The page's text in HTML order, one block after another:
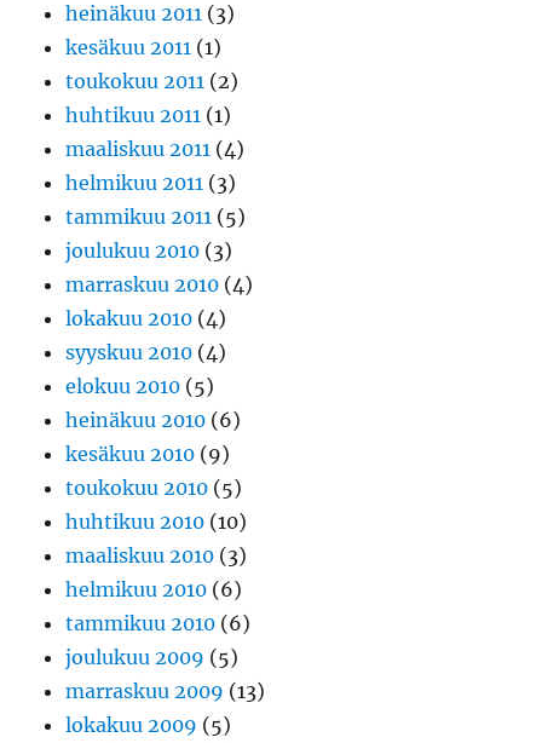
heinäkuu 2011 (3)
kesäkuu 2011 (1)
toukokuu 2011 (2)
huhtikuu 2011 (1)
maaliskuu 2011 (4)
helmikuu 2011 (3)
tammikuu 2011 (5)
joulukuu 2010 (3)
marraskuu 2010 (4)
lokakuu 2010 (4)
syyskuu 2010 (4)
elokuu 2010 (5)
heinäkuu 2010 (6)
kesäkuu 2010 (9)
toukokuu 2010 (5)
huhtikuu 2010 (10)
maaliskuu 2010 (3)
helmikuu 2010 (6)
tammikuu 2010 (6)
joulukuu 2009 (5)
marraskuu 2009 (13)
lokakuu 2009 (5)